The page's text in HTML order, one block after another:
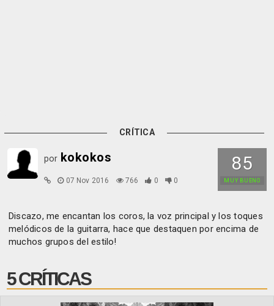
CRÍTICA
85
MUY BUENO
por kokokos
07 Nov 2016 766 0 0
Discazo, me encantan los coros, la voz principal y los toques
melódicos de la guitarra, hace que destaquen por encima de
muchos grupos del estilo!
5 CRÍTICAS